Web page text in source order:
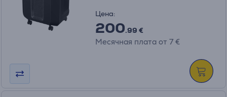
Цена:
200.99 €
Месячная плата от 7 €